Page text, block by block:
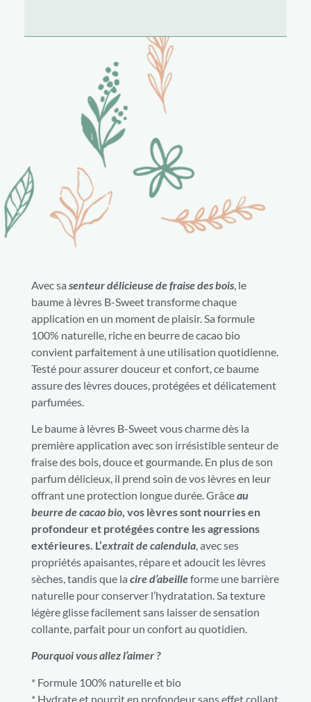
Avec sa senteur délicieuse de fraise des bois , le
baume à lèvres B-Sweet transforme chaque
application en un moment de plaisir. Sa formule
100% naturelle, riche en beurre de cacao bio
convient parfaitement à une utilisation quotidienne.
Testé pour assurer douceur et confort, ce baume
assure des lèvres douces, protégées et délicatement
parfumées.
Le baume à lèvres B-Sweet vous charme dès la
première application avec son irrésistible senteur de
fraise des bois, douce et gourmande. En plus de son
parfum délicieux, il prend soin de vos lèvres en leur
offrant une protection longue durée. Grâceau
beurre de cacao bio, vos lèvres sont nourries en
profondeur et protégées contre les agressions
extérieures. L’extrait de calendula, avec ses
propriétés apaisantes, répare et adoucit les lèvres
sèches, tandis que la cire d’abeilleforme une barrière
naturelle pour conserver l’hydratation. Sa texture
légère glisse facilement sans laisser de sensation
collante, parfait pour un confort au quotidien.
Pourquoi vous allez l’aimer ?
* Formule 100% naturelle et bio
* Hydrate et nourrit en profondeur sans effet collant